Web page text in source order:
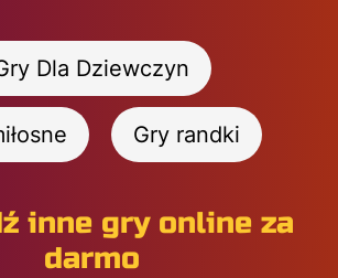
Dla Dziewczyn
Gry randki
inne gry online za
darmo